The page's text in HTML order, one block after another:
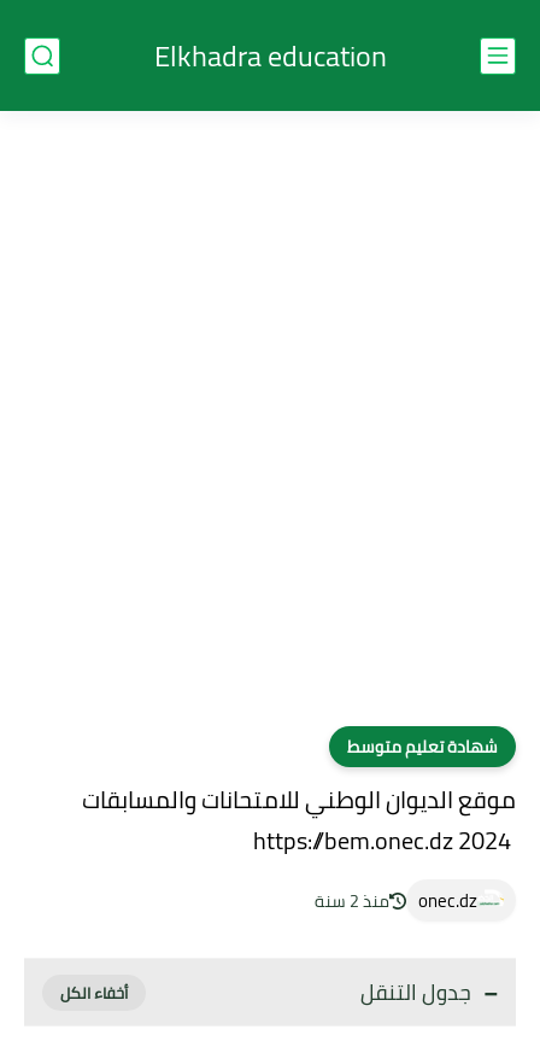
Elkhadra education
شهادة تعليم متوسط
موقع الديوان الوطني للامتحانات والمسابقات
onec.dz منذ 2 سنة
جدول التنقل